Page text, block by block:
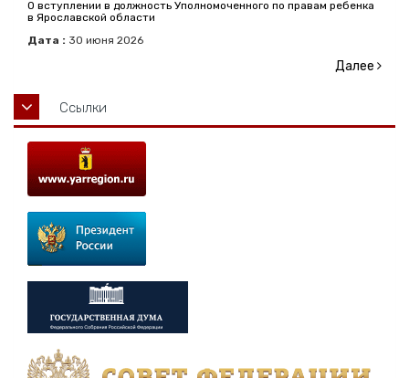
О вступлении в должность Уполномоченного по правам ребенка
в Ярославской области
Дата : 30 июня 2026
Далее
Ссылки